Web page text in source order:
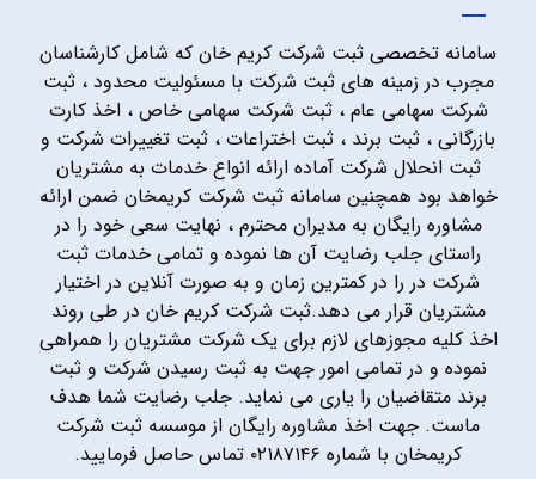
سامانه تخصصی ثبت شرکت کریم خان که شامل کارشناسان
مجرب در زمینه های ثبت شرکت با مسئولیت محدود ، ثبت
شرکت سهامی عام ، ثبت شرکت سهامی خاص ، اخذ کارت
بازرگانی ، ثبت برند ، ثبت اختراعات ، ثبت تغییرات شرکت و
ثبت انحلال شرکت آماده ارائه انواع خدمات به مشتریان
خواهد بود همچنین سامانه ثبت شرکت کریمخان ضمن ارائه
مشاوره رایگان به مدیران محترم ، نهایت سعی خود را در
راستای جلب رضایت آن ها نموده و تمامی خدمات ثبت
شرکت در را در کمترین زمان و به صورت آنلاین در اختیار
مشتریان قرار می دهد.ثبت شرکت کریم خان در طی روند
اخذ کلیه مجوزهای لازم برای یک شرکت مشتریان را همراهی
نموده و در تمامی امور جهت به ثبت رسیدن شرکت و ثبت
برند متقاضیان را یاری می نماید. جلب رضایت شما هدف
ماست. جهت اخذ مشاوره رایگان از موسسه ثبت شرکت
کریمخان با شماره ۰۲۱۸۷۱۴۶ تماس حاصل فرمایید.